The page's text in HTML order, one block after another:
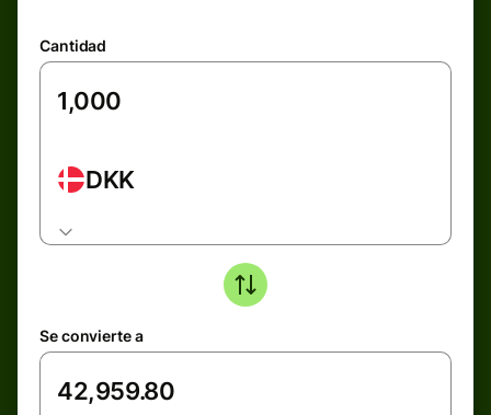
Cantidad
DKK
Se convierte a